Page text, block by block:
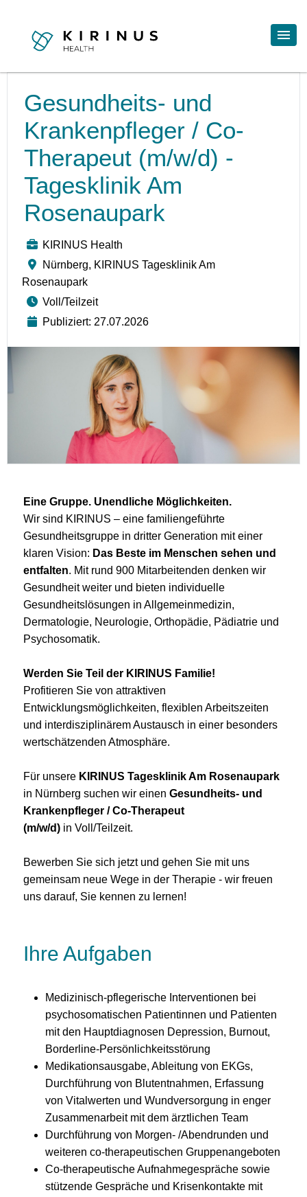
Gesundheits- und
Krankenpfleger / Co-
Therapeut (m/w/d) -
Tagesklinik Am
Rosenaupark
KIRINUS Health
Nürnberg, KIRINUS Tagesklinik Am
Rosenaupark
Voll/Teilzeit
Publiziert: 27.07.2026
Eine Gruppe. Unendliche Möglichkeiten.
Wir sind KIRINUS – eine familiengeführte
Gesundheitsgruppe in dritter Generation mit einer
klaren Vision: Das Beste im Menschen sehen und
entfalten. Mit rund 900 Mitarbeitenden denken wir
Gesundheit weiter und bieten individuelle
Gesundheitslösungen in Allgemeinmedizin,
Dermatologie, Neurologie, Orthopädie, Pädiatrie und
Psychosomatik.
Werden Sie Teil der KIRINUS Familie!
Profitieren Sie von attraktiven
Entwicklungsmöglichkeiten, flexiblen Arbeitszeiten
und interdisziplinärem Austausch in einer besonders
wertschätzenden Atmosphäre.
Für unsere KIRINUS Tagesklinik Am Rosenaupark
in Nürnberg suchen wir einen Gesundheits- und
Krankenpfleger / Co-Therapeut
(m/w/d) in Voll/Teilzeit.
Bewerben Sie sich jetzt und gehen Sie mit uns
gemeinsam neue Wege in der Therapie - wir freuen
uns darauf, Sie kennen zu lernen!
Ihre Aufgaben
Medizinisch-pflegerische Interventionen bei
psychosomatischen Patientinnen und Patienten
mit den Hauptdiagnosen Depression, Burnout,
Borderline-Persönlichkeitsstörung
Medikationsausgabe, Ableitung von EKGs,
Durchführung von Blutentnahmen, Erfassung
von Vitalwerten und Wundversorgung in enger
Zusammenarbeit mit dem ärztlichen Team
Durchführung von Morgen- /Abendrunden und
weiteren co-therapeutischen Gruppenangeboten
Co-therapeutische Aufnahmegespräche sowie
stützende Gespräche und Krisenkontakte mit